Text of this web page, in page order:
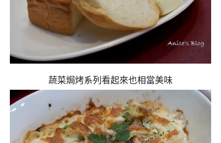
蔬菜焗烤系列看起來也相當美味